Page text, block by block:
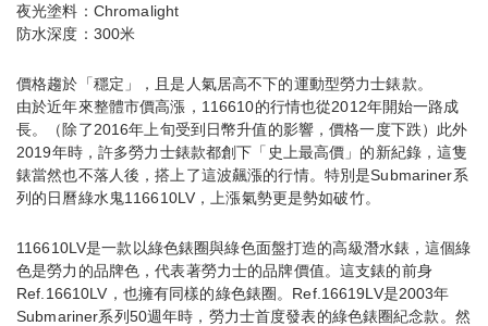
夜光塗料：Chromalight
防水深度：300米
價格趨於「穩定」，且是人氣居高不下的運動型勞力士錶款。
由於近年來整體市價高漲，116610的行情也從2012年開始一路成
長。（除了2016年上旬受到日幣升值的影響，價格一度下跌）此外
2019年時，許多勞力士錶款都創下「史上最高價」的新紀錄，這隻
錶當然也不落人後，搭上了這波飆漲的行情。特別是Submariner系
列的日曆綠水鬼116610LV，上漲氣勢更是勢如破竹。
116610LV是一款以綠色錶圈與綠色面盤打造的高級潛水錶，這個綠
色是勞力的品牌色，代表著勞力士的品牌價值。這支錶的前身
Ref.16610LV，也擁有同樣的綠色錶圈。Ref.16619LV是2003年
Submariner系列50週年時，勞力士首度發表的綠色錶圈紀念款。然